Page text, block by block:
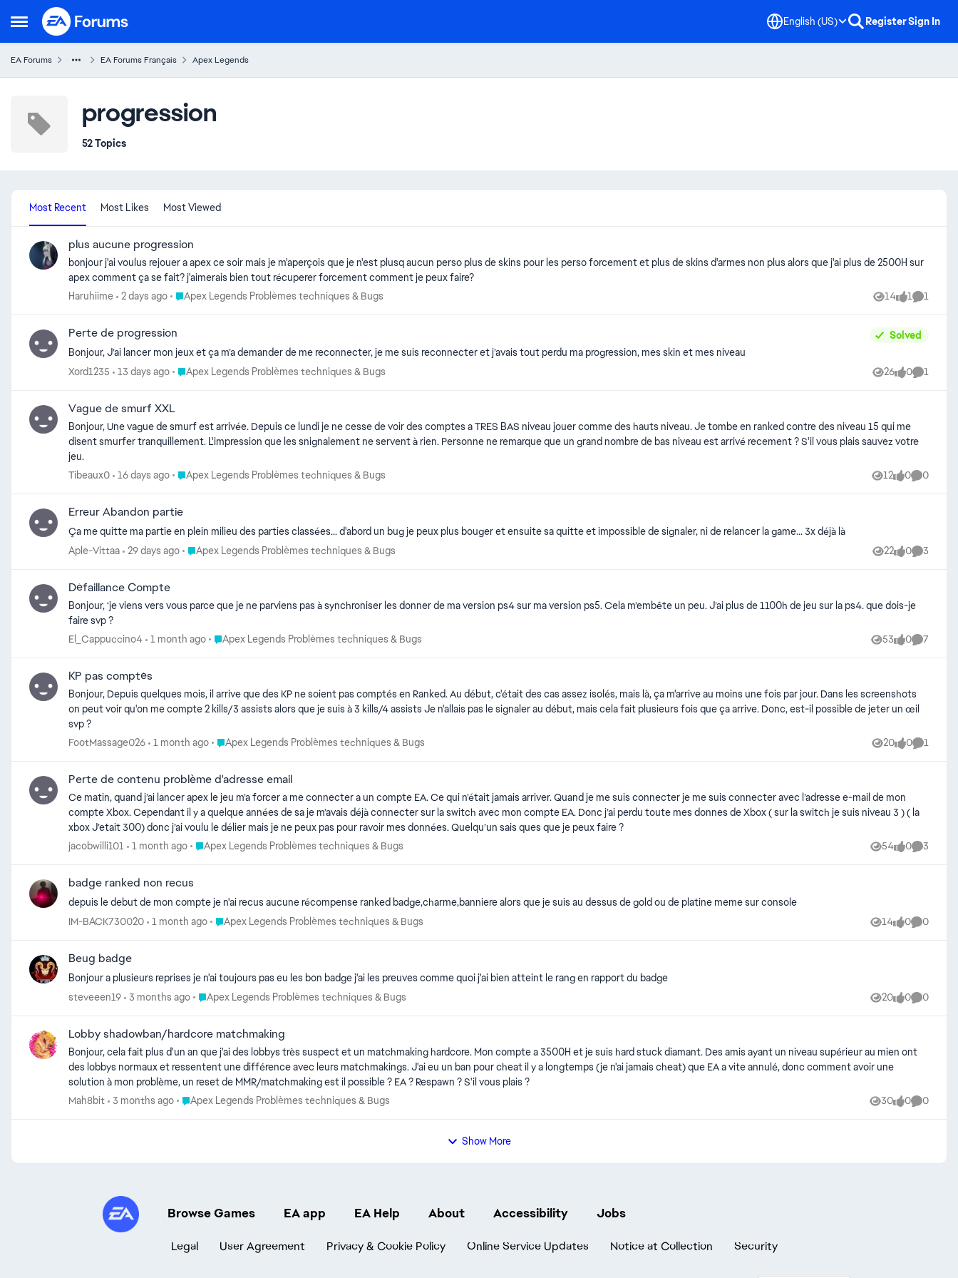
Open Side Menu
Skip to content English (US) RegisterSign In
EA Forums EA Forums Français Apex Legends
progression
52 Topics
Most Recent Most Likes Most Viewed
plus aucune progression
bonjour j'ai voulus rejouer a apex ce soir mais je m'aperçois que je n'est plusq aucun perso plus de skins pour les perso forcement et plus de skins d'armes non plus alors que j'ai plus de 2500H sur
apex comment ça se fait? j'aimerais bien tout récuperer forcement comment je peux faire?
Haruhiime
2 days ago Place Apex Legends Problèmes techniques & Bugs
Apex Legends Problèmes techniques & Bugs 14
Views 1
like 1
Comment
Perte de progression
Bonjour, J’ai lancer mon jeux et ça m’a demander de me reconnecter, je me suis reconnecter et j’avais tout perdu ma progression, mes skin et mes niveau
Solved
Xord1235 13 days ago Place Apex Legends Problèmes techniques & Bugs
Apex Legends Problèmes techniques & Bugs 26
Views 0
likes 1
Comment
Vague de smurf XXL
Bonjour, Une vague de smurf est arrivée. Depuis ce lundi je ne cesse de voir des comptes a TRES BAS niveau jouer comme des hauts niveau. Je tombe en ranked contre des niveau 15 qui me
disent smurfer tranquillement. L'impression que les snignalement ne servent à rien. Personne ne remarque que un grand nombre de bas niveau est arrivé recement ? S'il vous plais sauvez votre
jeu.
Tibeaux0
16 days ago Place Apex Legends Problèmes techniques & Bugs
Apex Legends Problèmes techniques & Bugs 12
Views 0
likes 0
Erreur Abandon partie
Ça me quitte ma partie en plein milieu des parties classées... d'abord un bug je peux plus bouger et ensuite sa quitte et impossible de signaler, ni de relancer la game... 3x déjà là
Aple-Vittaa
29 days ago Place Apex Legends Problèmes techniques & Bugs
Apex Legends Problèmes techniques & Bugs 22
Views 0
likes 3
Défaillance Compte
Bonjour, ‘je viens vers vous parce que je ne parviens pas à synchroniser les donner de ma version ps4 sur ma version ps5. Cela m’embête un peu. J’ai plus de 1100h de jeu sur la ps4. que dois-je
faire svp ?
El_Cappuccino4
1 month ago Place Apex Legends Problèmes techniques & Bugs
Apex Legends Problèmes techniques & Bugs 53
Views 0
likes 7
KP pas comptés
Bonjour, Depuis quelques mois, il arrive que des KP ne soient pas comptés en Ranked. Au début, c'était des cas assez isolés, mais là, ça m'arrive au moins une fois par jour. Dans les screenshots
on peut voir qu'on me compte 2 kills/3 assists alors que je suis à 3 kills/4 assists Je n'allais pas le signaler au début, mais cela fait plusieurs fois que ça arrive. Donc, est-il possible de jeter un œil
svp ?
FootMassage026
1 month ago Place Apex Legends Problèmes techniques & Bugs
Apex Legends Problèmes techniques & Bugs 20
Views 0
likes 1
Comment
Perte de contenu problème d'adresse email
Ce matin, quand j’ai lancer apex le jeu m’a forcer a me connecter a un compte EA. Ce qui n’était jamais arriver. Quand je me suis connecter je me suis connecter avec l’adresse e-mail de mon
compte Xbox. Cependant il y a quelque années de sa je m’avais déjà connecter sur la switch avec mon compte EA. Donc j’ai perdu toute mes donnes de Xbox ( sur la switch je suis niveau 3 ) ( la
xbox J’etait 300) donc j’ai voulu le délier mais je ne peux pas pour ravoir mes données. Quelqu’un sais ques que je peux faire ?
jacobwilli101
1 month ago Place Apex Legends Problèmes techniques & Bugs
Apex Legends Problèmes techniques & Bugs 54
Views 0
likes 3
badge ranked non recus
depuis le debut de mon compte je n'ai recus aucune récompense ranked badge,charme,banniere alors que je suis au dessus de gold ou de platine meme sur console
IM-BACK730020
1 month ago Place Apex Legends Problèmes techniques & Bugs
Apex Legends Problèmes techniques & Bugs 14
Views 0
likes 0
Beug badge
Bonjour a plusieurs reprises je n'ai toujours pas eu les bon badge j'ai les preuves comme quoi j'ai bien atteint le rang en rapport du badge
steveeen19
3 months ago Place Apex Legends Problèmes techniques & Bugs
Apex Legends Problèmes techniques & Bugs 20
Views 0
likes 0
Lobby shadowban/hardcore matchmaking
Bonjour, cela fait plus d'un an que j'ai des lobbys très suspect et un matchmaking hardcore. Mon compte a 3500H et je suis hard stuck diamant. Des amis ayant un niveau supérieur au mien ont
des lobbys normaux et ressentent une différence avec leurs matchmakings. J'ai eu un ban pour cheat il y a longtemps (je n'ai jamais cheat) que EA a vite annulé, donc comment avoir une
solution à mon problème, un reset de MMR/matchmaking est il possible ? EA ? Respawn ? S'il vous plais ?
Mah8bit
3 months ago Place Apex Legends Problèmes techniques & Bugs
Apex Legends Problèmes techniques & Bugs 30
Views 0
likes 0
Show More
Browse Games EA app EA Help About Accessibility Jobs
Legal User Agreement Privacy & Cookie Policy Online Service Updates Notice at Collection Security